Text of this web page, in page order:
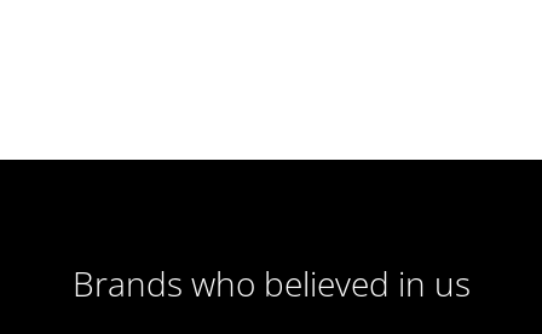
Brands who believed in us